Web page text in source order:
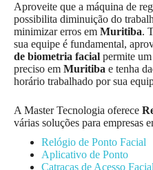
Aproveite que a máquina de
possibilita diminuição do
minimizar erros em Muritiba.
sua equipe é fundamental,
de biometria facial permite
preciso em Muritiba e tenha
horário trabalhado por sua
A Master Tecnologia oferece
várias soluções para empresas
Relógio de Ponto Facial
Aplicativo de Ponto
Catracas de Acesso Facial